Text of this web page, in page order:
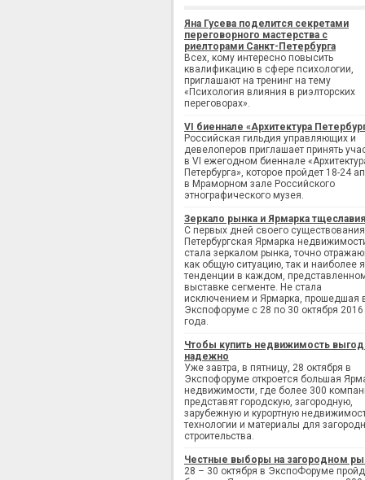
Яна Гусева поделится секретами
переговорного мастерства с
риелторами Санкт-Петербурга
Всех, кому интересно повысить
квалификацию в сфере психологии,
приглашают на тренинг на тему
«Психология влияния в риэлторских
переговорах».
VI биеннале «Архитектура
Российская гильдия управляющих и
девелоперов приглашает принять
в VI ежегодном биеннале
Петербурга», которое пройдет 18-24
в Мраморном зале Российского
этнографического музея.
Зеркало рынка и Ярмарка тщеславия
С первых дней своего существования
Петербургская Ярмарка
стала зеркалом рынка, точно
как общую ситуацию, так и наиболее
тенденции в каждом,
выставке сегменте. Не стала
исключением и Ярмарка, прошедшая
Экспофоруме с 28 по 30 октября 2016
года.
Чтобы купить недвижимость
надежно
Уже завтра, в пятницу, 28 октября в
Экспофоруме откроется большая
недвижимости, где более 300
представят городскую, загородную,
зарубежную и курортную
технологии и материалы для
строительства.
Честные выборы на загородном
28 – 30 октября в ЭкспоФоруме